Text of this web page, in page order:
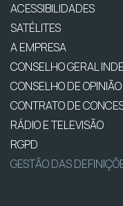
ACESSIBILIDADES
SATÉLITES
A EMPRESA
CONSELHO GERAL
CONSELHO DE OPINIÃO
CONTRATO DE
RÁDIO E TELEVISÃO
RGPD
GESTÃO DAS